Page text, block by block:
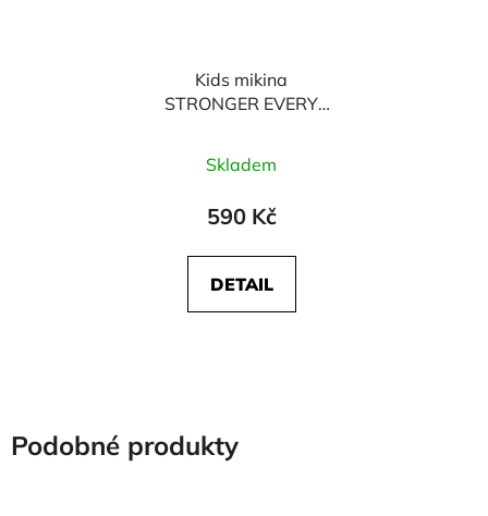
Kids mikina
STRONGER EVERY
Skladem
590 Kč
DETAIL
Podobné produkty